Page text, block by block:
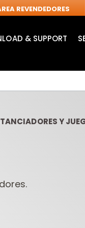
REVENDEDORES
& SUPPORT
Y